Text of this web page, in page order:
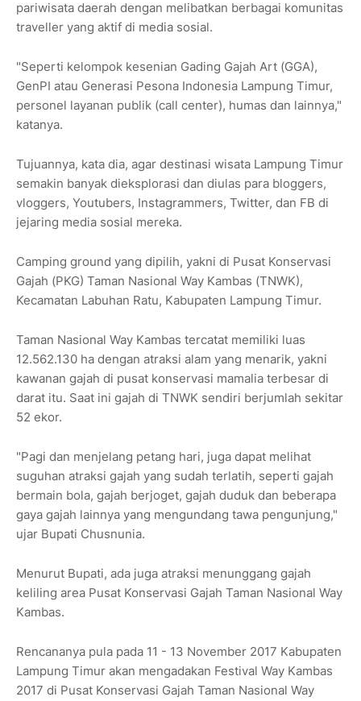
pariwisata daerah dengan melibatkan berbagai komunitas
traveller yang aktif di media sosial.
"Seperti kelompok kesenian Gading Gajah Art (GGA),
GenPI atau Generasi Pesona Indonesia Lampung Timur,
personel layanan publik (call center), humas dan lainnya,"
katanya.
Tujuannya, kata dia, agar destinasi wisata Lampung Timur
semakin banyak dieksplorasi dan diulas para bloggers,
vloggers, Youtubers, Instagrammers, Twitter, dan FB di
jejaring media sosial mereka.
Camping ground yang dipilih, yakni di Pusat Konservasi
Gajah (PKG) Taman Nasional Way Kambas (TNWK),
Kecamatan Labuhan Ratu, Kabupaten Lampung Timur.
Taman Nasional Way Kambas tercatat memiliki luas
12.562.130 ha dengan atraksi alam yang menarik, yakni
kawanan gajah di pusat konservasi mamalia terbesar di
darat itu. Saat ini gajah di TNWK sendiri berjumlah sekitar
52 ekor.
"Pagi dan menjelang petang hari, juga dapat melihat
suguhan atraksi gajah yang sudah terlatih, seperti gajah
bermain bola, gajah berjoget, gajah duduk dan beberapa
gaya gajah lainnya yang mengundang tawa pengunjung,"
ujar Bupati Chusnunia.
Menurut Bupati, ada juga atraksi menunggang gajah
keliling area Pusat Konservasi Gajah Taman Nasional Way
Kambas.
Rencananya pula pada 11 - 13 November 2017 Kabupaten
Lampung Timur akan mengadakan Festival Way Kambas
2017 di Pusat Konservasi Gajah Taman Nasional Way